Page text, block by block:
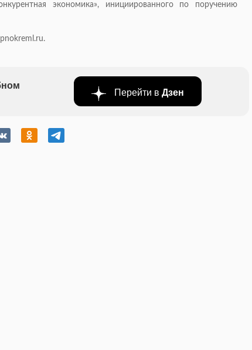
экономика», инициированного по поручению
Перейти в Дзен